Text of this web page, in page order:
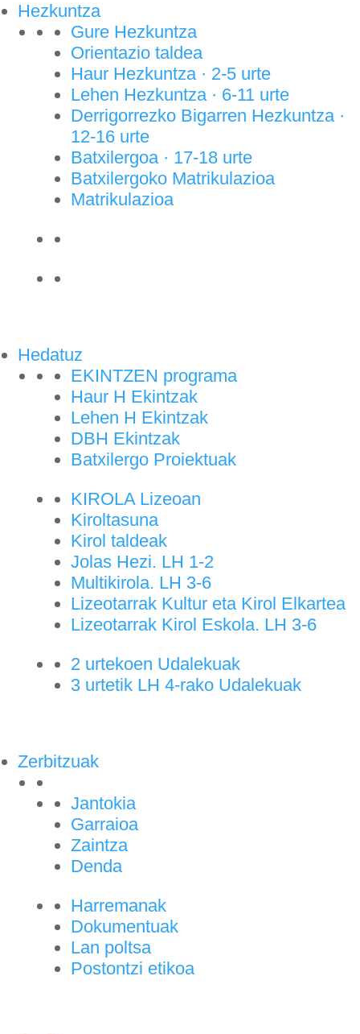
Hezkuntza
Gure Hezkuntza
Orientazio taldea
Haur Hezkuntza · 2-5 urte
Lehen Hezkuntza · 6-11 urte
Derrigorrezko Bigarren Hezkuntza ·
12-16 urte
Batxilergoa · 17-18 urte
Batxilergoko Matrikulazioa
Matrikulazioa
Hedatuz
EKINTZEN programa
Haur H Ekintzak
Lehen H Ekintzak
DBH Ekintzak
Batxilergo Proiektuak
KIROLA Lizeoan
Kiroltasuna
Kirol taldeak
Jolas Hezi. LH 1-2
Multikirola. LH 3-6
Lizeotarrak Kultur eta Kirol Elkartea
Lizeotarrak Kirol Eskola. LH 3-6
2 urtekoen Udalekuak
3 urtetik LH 4-rako Udalekuak
Zerbitzuak
Jantokia
Garraioa
Zaintza
Denda
Harremanak
Dokumentuak
Lan poltsa
Postontzi etikoa